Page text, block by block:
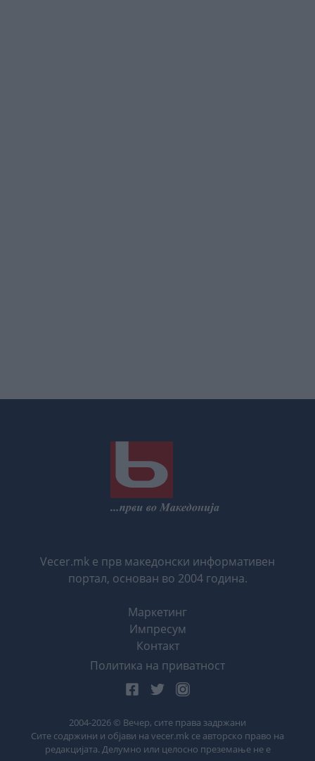
Vecer.mk е прв македонски информативен
портал, основан во 2004 година.
Маркетинг
Импресум
Контакт
Политика на приватност
2004-2026 © Вечер, сите права задржани
Сите содржини и објави на vecer.mk се авторско право на
редакцијата. Делумно или целосно преземање не е